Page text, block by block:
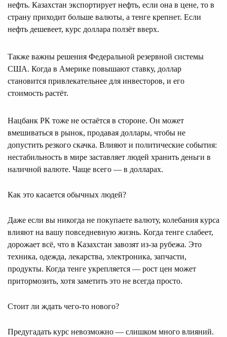
нефть. Казахстан экспортирует нефть, если она в цене, то в
страну приходит больше валюты, а тенге крепнет. Если
нефть дешевеет, курс доллара ползёт вверх.
Также важны решения Федеральной резервной системы
США. Когда в Америке повышают ставку, доллар
становится привлекательнее для инвесторов, и его
стоимость растёт.
Нацбанк РК тоже не остаётся в стороне. Он может
вмешиваться в рынок, продавая доллары, чтобы не
допустить резкого скачка. Влияют и политические события:
нестабильность в мире заставляет людей хранить деньги в
наличной валюте. Чаще всего — в долларах.
Как это касается обычных людей?
Даже если вы никогда не покупаете валюту, колебания курса
влияют на вашу повседневную жизнь. Когда тенге слабеет,
дорожает всё, что в Казахстан завозят из-за рубежа. Это
техника, одежда, лекарства, электроника, запчасти,
продукты. Когда тенге укрепляется — рост цен может
притормозить, хотя заметить это не всегда просто.
Стоит ли ждать чего-то нового?
Предугадать курс невозможно — слишком много влияний.